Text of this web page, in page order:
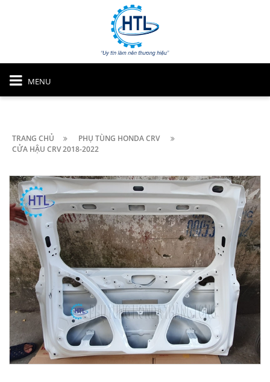
MENU
TRANG CHỦ
PHỤ TÙNG HONDA CRV
CỬA HẬU CRV 2018-2022